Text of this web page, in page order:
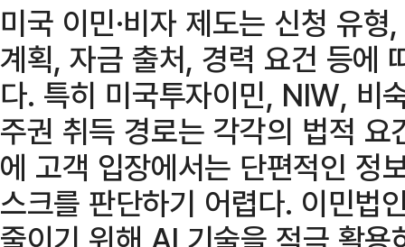
미국 이민·비자 제도는 신청 유
계획, 자금 출처, 경력 요건 등에
다. 특히 미국투자이민, NIW, 비
주권 취득 경로는 각각의 법적
에 고객 입장에서는 단편적인 정
스크를 판단하기 어렵다. 이민법
줄이기 위해 AI 기술을 적극 활